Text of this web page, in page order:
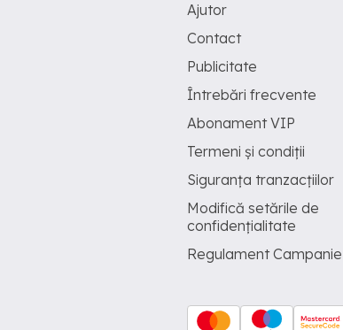
Ajutor
Contact
Publicitate
Întrebări frecvente
Abonament VIP
Termeni și condiții
Siguranța tranzacțiilor
Modifică setările de
confidențialitate
Regulament Campanie